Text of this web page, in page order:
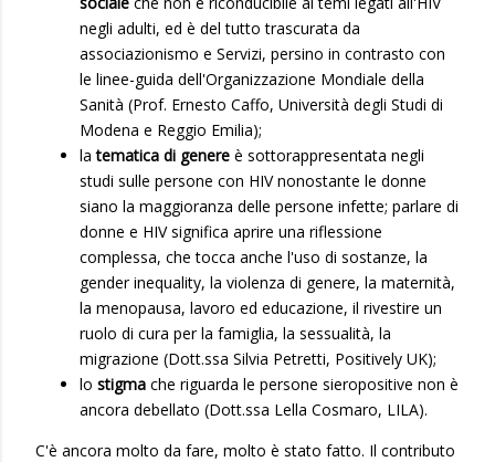
negli adulti, ed è del tutto trascurata da
associazionismo e Servizi, persino in contrasto con
le linee-guida dell'Organizzazione Mondiale della
Sanità (Prof. Ernesto Caffo, Università degli Studi di
Modena e Reggio Emilia);
latematica di genere è sottorappresentata negli
studi sulle persone con HIV nonostante le donne
siano la maggioranza delle persone infette; parlare di
donne e HIV significa aprire una riflessione
complessa, che tocca anche l'uso di sostanze, la
gender inequality, la violenza di genere, la maternità,
la menopausa, lavoro ed educazione, il rivestire un
ruolo di cura per la famiglia, la sessualità, la
migrazione (Dott.ssa Silvia Petretti, Positively UK);
lo stigma che riguarda le persone sieropositive non è
ancora debellato (Dott.ssa Lella Cosmaro, LILA).
C'è ancora molto da fare, molto è stato fatto. Il contributo